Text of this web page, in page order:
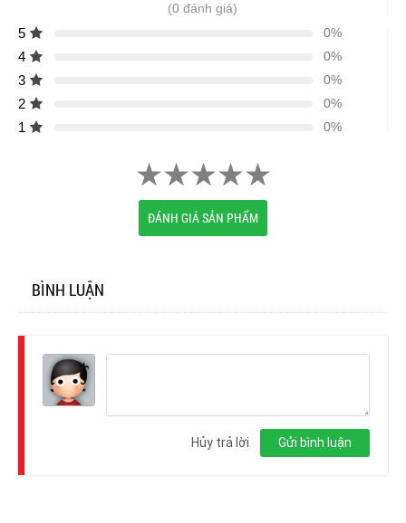
(0 đánh giá)
5 0%
4 0%
3 0%
2 0%
1 0%
ĐÁNH GIÁ SẢN PHẨM
BÌNH LUẬN
Gửi bình luận
Hủy trả lời